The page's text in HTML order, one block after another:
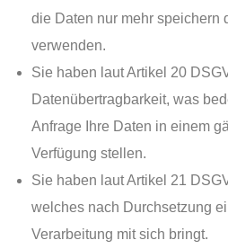
die Daten nur mehr speichern
verwenden.
Sie haben laut Artikel 20
Datenübertragbarkeit, was
Anfrage Ihre Daten in einem
Verfügung stellen.
Sie haben laut Artikel 21
welches nach Durchsetzung
Verarbeitung mit sich bringt.